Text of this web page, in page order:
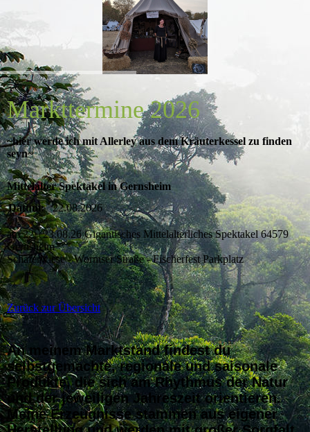
Markttermine 2026
~hier werde ich mit Allerley aus dem Kräuterkessel zu finden
seyn~
Mittelalter Spektakel in Gernsheim
Datum:
22.08.2026
am 22.+23.08.26 Gigantisches Mittelalterliches Spektakel 64579
Gernsheim
Schäferwiese - Wormser Straße - Fischerfest Parkplatz
Zurück zur Übersicht
An meinem Marktstand findest du
selbstgemachte, regionale und saisonale
Produkte, die sich am Rhythmus der Natur
und der jeweiligen Jahreszeit orientieren.
Meine Erzeugnisse stammen aus eigener